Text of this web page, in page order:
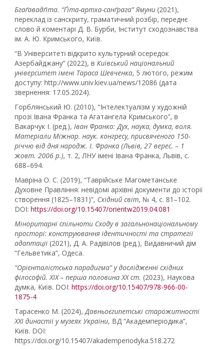
Бгаґавадґіта. “Ґіта-артха-санґрага” Ямуни (2021),
переклад із санскриту, граматичний розбір, переднє
слово й коментарі Д. В. Бурби, Інститут сходознавства
ім. А. Ю. Кримського, Київ.
“В Університеті відкрито культурний осередок
Азербайджану” (2022), в Київський національний
університет імені Тараса Шевченка, 5 лютого, режим
доступу: http://www.univ.kiev.ua/news/12086 (дата
звернення: 17.05.2024).
Горблянський Ю. (2010), “Інтелектуалізм у художній
прозі Івана Франка та Агатангела Кримського”, в
Вакарчук І. (ред.), Іван Франко: Дух, наука, думка, воля.
Матеріали Міжнар. наук. конгресу, присвяченого 150-
річчю від дня народж. І. Франка (Львів, 27 верес. – 1
жовт. 2006 р.), т. 2, ЛНУ імені Івана Франка, Львів, с.
688–694.
Мавріна О. С. (2019), “Таврійське Магометанське
Духовне Правління: невідомі архівні документи до історії
створення (1825–1831)”, Східний світ, № 4, с. 81–102.
DOI: https://doi.org/10.15407/orientw2019.04.081
Міноритарні спільноти Сходу в загальнонаціональному
просторі: конструювання ідентичності та стратегії
адаптації(2021), Д. А. Радівілов (ред.), Видавничий дім
“Гельветика”, Одеса.
“Орієнталістська парадигма” у дослідженні східних
філософій. XIX – перша половина XX ст. (2023), Наукова
думка, Київ. DOI: https://doi.org/10.15407/978-966-00-
1875-4
Тарасенко М. (2024),Давньоєгипетські старожитності
XXI династії у музеях України, ВД “Академперіодика”,
Київ. DOI:
https://doi.org/10.15407/akademperiodyka.518.272